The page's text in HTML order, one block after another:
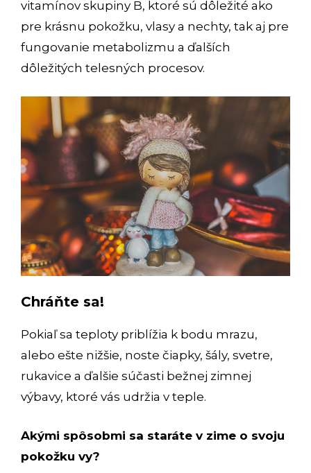
vitamínov skupiny B, ktoré sú dôležité ako
pre krásnu pokožku, vlasy a nechty, tak aj pre
fungovanie metabolizmu a ďalších
dôležitých telesných procesov.
Chráňte sa!
Pokiaľ sa teploty priblížia k bodu mrazu,
alebo ešte nižšie, noste čiapky, šály, svetre,
rukavice a ďalšie súčasti bežnej zimnej
výbavy, ktoré vás udržia v teple.
Akými spôsobmi sa staráte v zime o svoju
pokožku vy?